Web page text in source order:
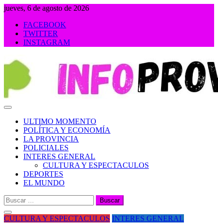
Saltar
contenido
jueves, 6 de agosto de 2026
FACEBOOK
TWITTER
INSTAGRAM
ULTIMO MOMENTO
POLÍTICA Y ECONOMÍA
LA PROVINCIA
POLICIALES
INTERES GENERAL
CULTURA Y ESPECTACULOS
DEPORTES
EL MUNDO
Buscar:
CULTURA Y ESPECTACULOS INTERES GENERAL